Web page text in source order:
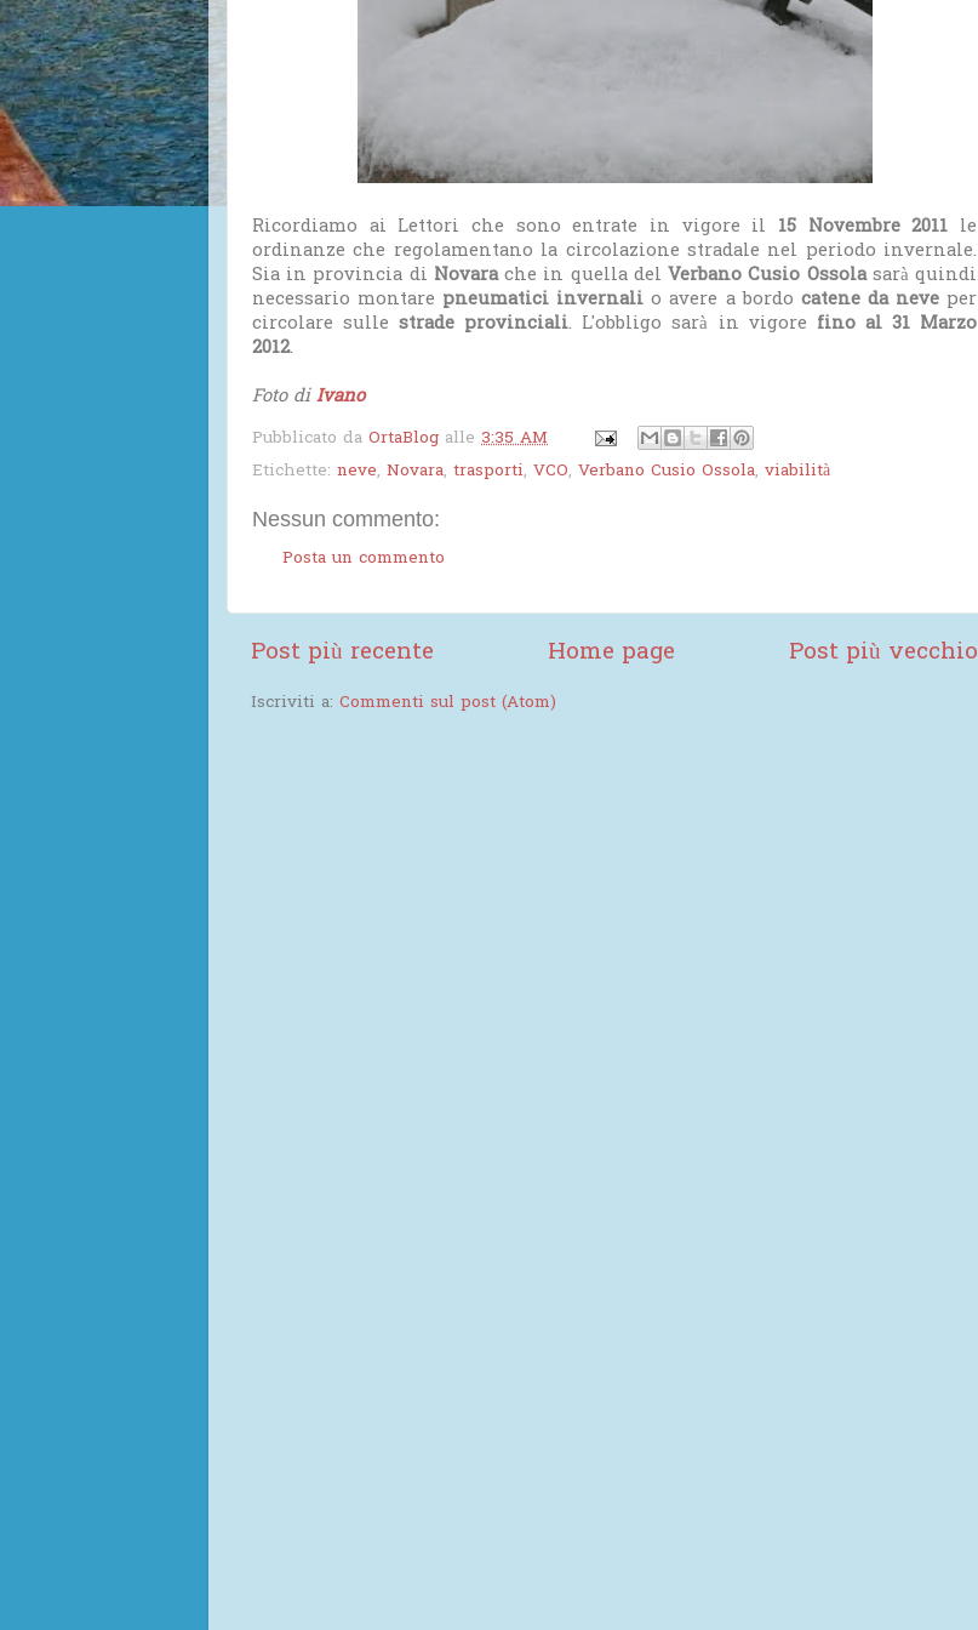
Ricordiamo ai Lettori che sono entrate in vigore il 15 Novembre 2011 le
ordinanze che regolamentano la circolazione stradale nel periodo invernale.
Sia in provincia di Novarache in quella delVerbano Cusio Ossolasarà quindi
necessario montare pneumatici invernali o avere a bordo catene da neveper
circolare sullestrade provinciali. L'obbligo sarà in vigore fino al 31 Marzo
2012.
Foto diIvano
Pubblicato da OrtaBlog alle 3:35 AM
Etichette: neve, Novara, trasporti, VCO, Verbano Cusio Ossola, viabilità
Nessun commento:
Posta un commento
Post più recente Post più vecchio
Home page
Iscriviti a: Commenti sul post (Atom)